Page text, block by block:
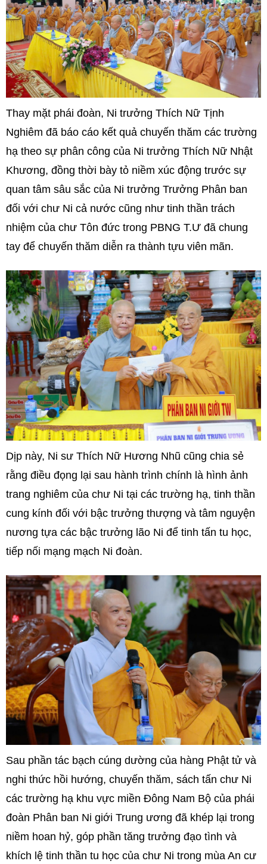
Thay mặt phái đoàn, Ni trưởng Thích Nữ Tịnh
Nghiêm đã báo cáo kết quả chuyến thăm các trường
hạ theo sự phân công của Ni trưởng Thích Nữ Nhật
Khương, đồng thời bày tỏ niềm xúc động trước sự
quan tâm sâu sắc của Ni trưởng Trưởng Phân ban
đối với chư Ni cả nước cũng như tinh thần trách
nhiệm của chư Tôn đức trong PBNG T.Ư đã chung
tay để chuyến thăm diễn ra thành tựu viên mãn.
Dịp này, Ni sư Thích Nữ Hương Nhũ cũng chia sẻ
rằng điều đọng lại sau hành trình chính là hình ảnh
trang nghiêm của chư Ni tại các trường hạ, tinh thần
cung kính đối với bậc trưởng thượng và tâm nguyện
nương tựa các bậc trưởng lão Ni để tinh tấn tu học,
tiếp nối mạng mạch Ni đoàn.
Sau phần tác bạch cúng dường của hàng Phật tử và
nghi thức hồi hướng, chuyến thăm, sách tấn chư Ni
các trường hạ khu vực miền Đông Nam Bộ của phái
đoàn Phân ban Ni giới Trung ương đã khép lại trong
niềm hoan hỷ, góp phần tăng trưởng đạo tình và
khích lệ tinh thần tu học của chư Ni trong mùa An cư